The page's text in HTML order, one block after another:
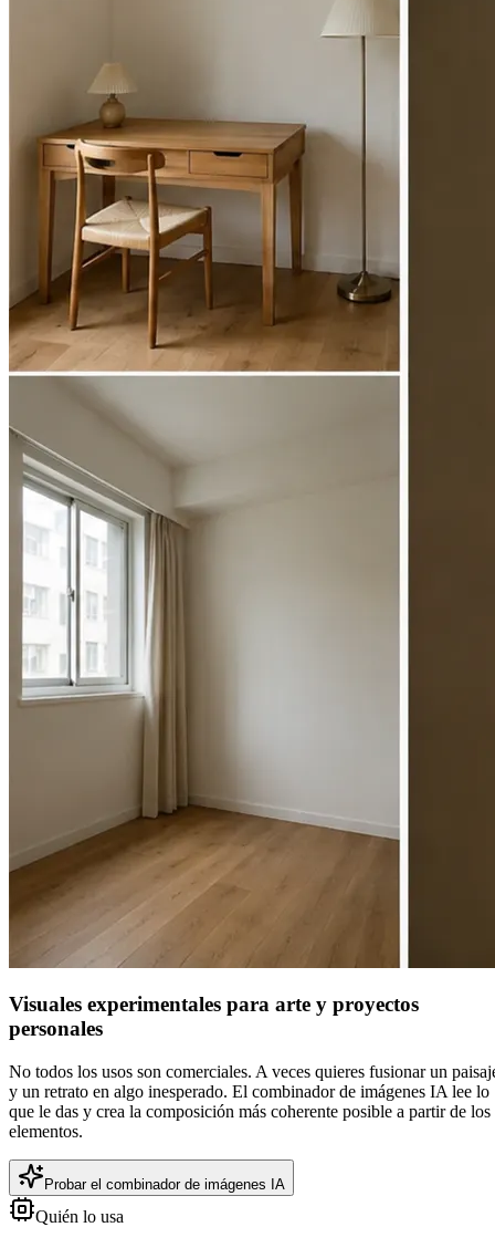
Visuales experimentales para arte y proyectos
personales
No todos los usos son comerciales. A veces quieres fusionar un
y un retrato en algo inesperado. El combinador de imágenes IA lee lo
que le das y crea la composición más coherente posible a partir de los
elementos.
Probar el combinador de imágenes IA
Quién lo usa